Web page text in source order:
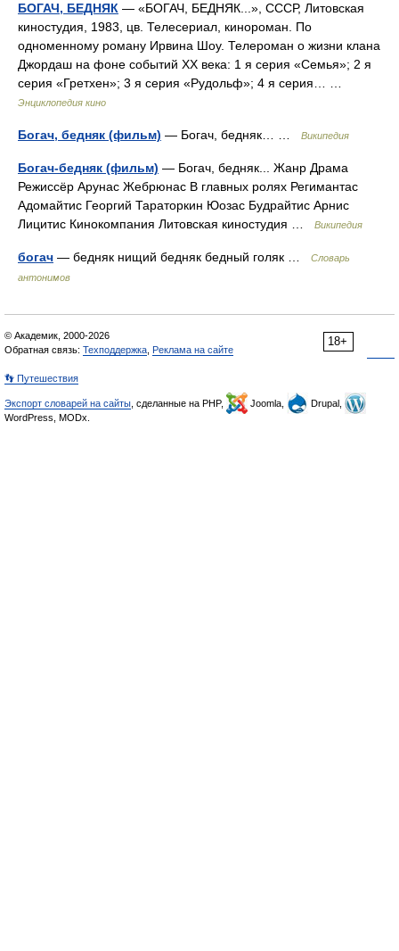
БОГАЧ, БЕДНЯК — «БОГАЧ, БЕДНЯК...», СССР, Литовская
киностудия, 1983, цв. Телесериал, кинороман. По
одноменному роману Ирвина Шоу. Телероман о жизни клана
Джордаш на фоне событий XX века: 1 я серия «Семья»; 2 я
серия «Гретхен»; 3 я серия «Рудольф»; 4 я серия… …
Энциклопедия кино
Богач, бедняк (фильм) — Богач, бедняк… … Википедия
Богач-бедняк (фильм) — Богач, бедняк... Жанр Драма
Режиссёр Арунас Жебрюнас В главных ролях Регимантас
Адомайтис Георгий Тараторкин Юозас Будрайтис Арнис
Лицитис Кинокомпания Литовская киностудия …
Википедия
богач — бедняк нищий бедняк бедный голяк …
Словарь
антонимов
18+
© Академик, 2000-2026
Обратная связь: Техподдержка Реклама на сайте
👣 Путешествия
Экспорт словарей на сайты , сделанные на PHP, Joomla,
Drupal,
WordPress, MODx.